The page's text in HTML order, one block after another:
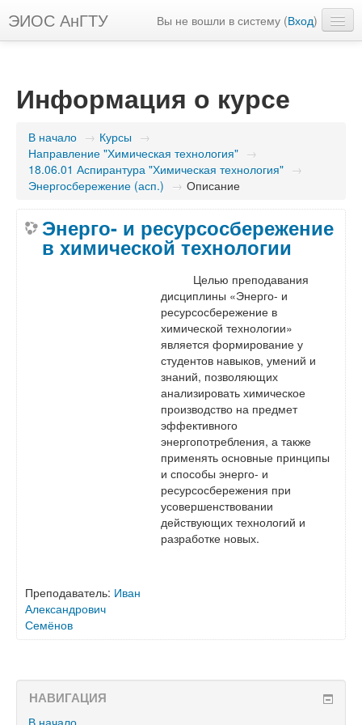
ЭИОС АнГТУ Вы не вошли в систему (Вход)
Информация о курсе
В начало → Курсы →
Направление "Химическая технология" →
18.06.01 Аспирантура "Химическая технология" →
Энергосбережение (асп.) → Описание
Энерго- и ресурсосбережение
в химической технологии
Целью преподавания
дисциплины «Энерго- и
ресурсосбережение в
химической технологии»
является формирование у
студентов навыков, умений и
знаний, позволяющих
анализировать химическое
производство на предмет
эффективного
энергопотребления, а также
применять основные принципы
и способы энерго- и
ресурсосбережения при
усовершенствовании
действующих технологий и
разработке новых.
Преподаватель: Иван
Александрович
Семёнов
НАВИГАЦИЯ
В начало